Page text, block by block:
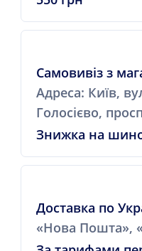
Самовивіз з
Адреса: Київ,
Голосієво,
Знижка на
Доставка по
«Нова Пошта»,